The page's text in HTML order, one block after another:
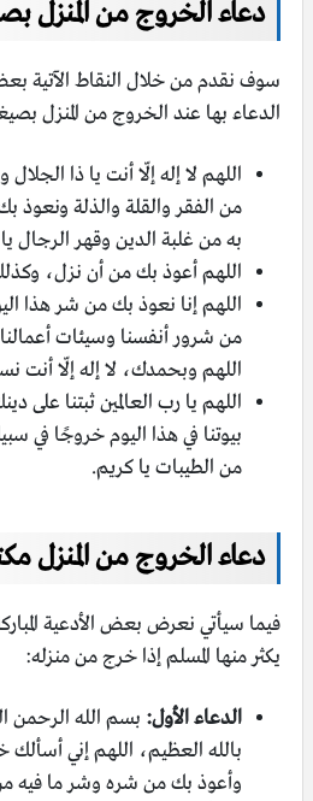
دعاء الخروج من المنزل
سوف نقدم من خلال النقاط الآتية
الدعاء بها عند الخروج من المنزل
اللهم لا إله إلّا أنت يا ذا
من الفقر والقلة والذلة ونعوذ
به من غلبة الدين وقهر الرجال
اللهم أعوذ بك من أن نزل،
اللهم إنا نعوذ بك من شر هذا
من شرور أنفسنا وسيئات
اللهم وبحمدك، لا إله إلّا أنت
اللهم يا رب العالمين ثبتنا
بيوتنا في هذا اليوم خروجًا في
من الطيبات يا كريم.
دعاء الخروج من المنزل
فيما سيأتي نعرض بعض الأدعية
يكثر منها المسلم إذا خرج من منزله:
الدعاء الأول: بسم الله الرحمن
بالله العظيم، اللهم إني
وأعوذ بك من شره وشر ما فيه من